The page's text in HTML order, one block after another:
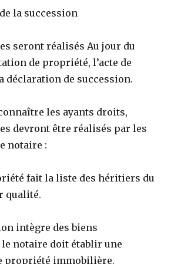
la succession
seront réalisés Au jour du
de propriété, l’acte de
déclaration de succession.
les ayants droits,
devront être réalisés par les
notaire :
fait la liste des héritiers du
qualité.
intègre des biens
notaire doit établir une
propriété immobilière.